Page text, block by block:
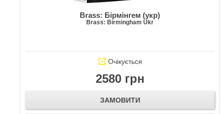
Brass: Бірмінгем (укр)
Brass: Birmingham Ukr
Очікується
2580 грн
ЗАМОВИТИ